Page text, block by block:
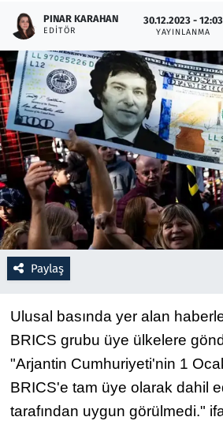
PINAR KARAHAN
EDITÖR
30.12.2023 - 12:03
YAYINLANMA
Paylaş
Ulusal basında yer alan
BRICS grubu üye ülkelere
"Arjantin Cumhuriyeti'nin 1
BRICS'e tam üye olarak dahil
tarafından uygun görülmedi."
Otomobil
Oyun
Ramazan
Resmi İlanlar
Rüya Tabirleri
Sağlık
Savunma Sanayi
Spor
Teknoloji ve Bilim
Televizyon